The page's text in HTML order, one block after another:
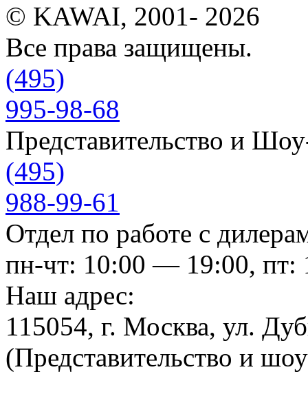
© KAWAI, 2001- 2026
Все права защищены.
(495)
995-98-68
Представительство и
(495)
988-99-61
Отдел по работе с
пн-чт: 10:00 — 19:00, пт:
Наш адрес:
115054, г. Москва, ул.
(Представительство и